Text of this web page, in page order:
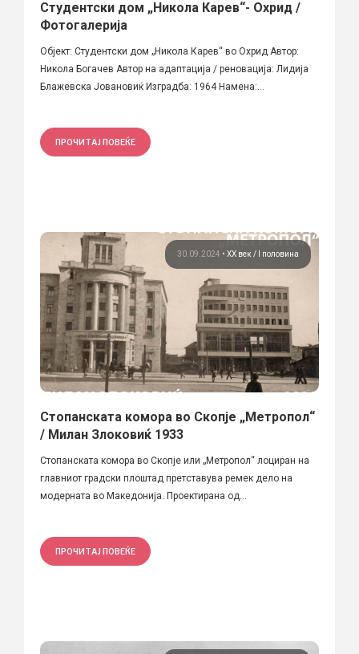
Студентски дом „Никола Карев“- Охрид /
Фотогалерија
Објект: Студентски дом „Никола Карев“ во Охрид Автор:
Никола Богачев Автор на адаптација / реновација: Лидија
Блажевска Јовановиќ Изградба: 1964 Намена:...
ПРОЧИТАЈ ПОВЕЌЕ
30.09.2024 • ХХ век / I половина
Стопанската комора во Скопје „Метропол“
/ Милан Злоковиќ 1933
Стопанската комора во Скопје или „Метропол“ лоциран на
главниот градски плоштад претставува ремек дело на
модерната во Македонија. Проектирана од...
ПРОЧИТАЈ ПОВЕЌЕ